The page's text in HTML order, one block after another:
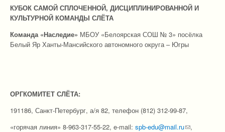
КУБОК САМОЙ СПЛОЧЕННОЙ, ДИСЦИПЛИНИРОВАННОЙ И
КУЛЬТУРНОЙ КОМАНДЫ СЛЁТА
Команда «Наследие» МБОУ «Белоярская СОШ № 3» посёлка
Белый Яр Ханты‑Мансийского автономного округа – Югры
ОРГКОМИТЕТ СЛЁТА:
191186, Санкт-Петербург, а/я 82, телефон (812) 312-99-87,
«горячая линия» 8-963-317-55-22, e-mail: spb-edu@mail.ru(link sends e-
,